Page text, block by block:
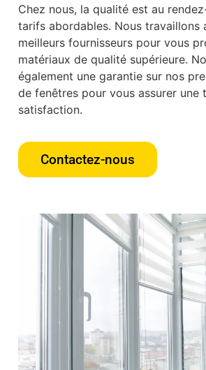
Chez nous, la qualité est au
tarifs abordables. Nous travaillons
meilleurs fournisseurs pour vous
matériaux de qualité supérieure.
également une garantie sur nos
de fenêtres pour vous assurer une
satisfaction.
Contactez-nous